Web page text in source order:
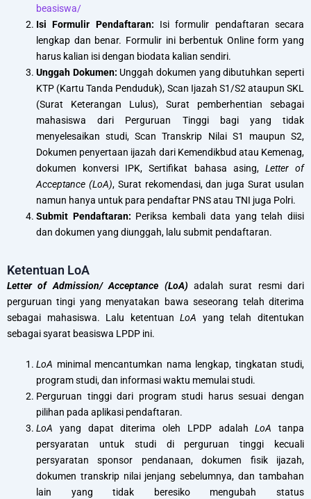
beasiswa/
Isi Formulir Pendaftaran: Isi formulir pendaftaran secara
lengkap dan benar. Formulir ini berbentuk Online form yang
harus kalian isi dengan biodata kalian sendiri.
Unggah Dokumen: Unggah dokumen yang dibutuhkan seperti
KTP (Kartu Tanda Penduduk), Scan Ijazah S1/S2 ataupun SKL
(Surat Keterangan Lulus), Surat pemberhentian sebagai
mahasiswa dari Perguruan Tinggi bagi yang tidak
menyelesaikan studi, Scan Transkrip Nilai S1 maupun S2,
Dokumen penyertaan ijazah dari Kemendikbud atau Kemenag,
dokumen konversi IPK, Sertifikat bahasa asing, Letter of
Acceptance (LoA), Surat rekomendasi, dan juga Surat usulan
namun hanya untuk para pendaftar PNS atau TNI juga Polri.
Submit Pendaftaran: Periksa kembali data yang telah diisi
dan dokumen yang diunggah, lalu submit pendaftaran.
Ketentuan LoA
Letter of Admission/ Acceptance (LoA) adalah surat resmi dari
perguruan tingi yang menyatakan bawa seseorang telah diterima
sebagai mahasiswa. Lalu ketentuanLoA yang telah ditentukan
sebagai syarat beasiswa LPDP ini.
LoA minimal mencantumkan nama lengkap, tingkatan studi,
program studi, dan informasi waktu memulai studi.
Perguruan tinggi dari program studi harus sesuai dengan
pilihan pada aplikasi pendaftaran.
LoA yang dapat diterima oleh LPDP adalahLoA tanpa
persyaratan untuk studi di perguruan tinggi kecuali
persyaratan sponsor pendanaan, dokumen fisik ijazah,
dokumen transkrip nilai jenjang sebelumnya, dan tambahan
lain yang tidak beresiko mengubah status